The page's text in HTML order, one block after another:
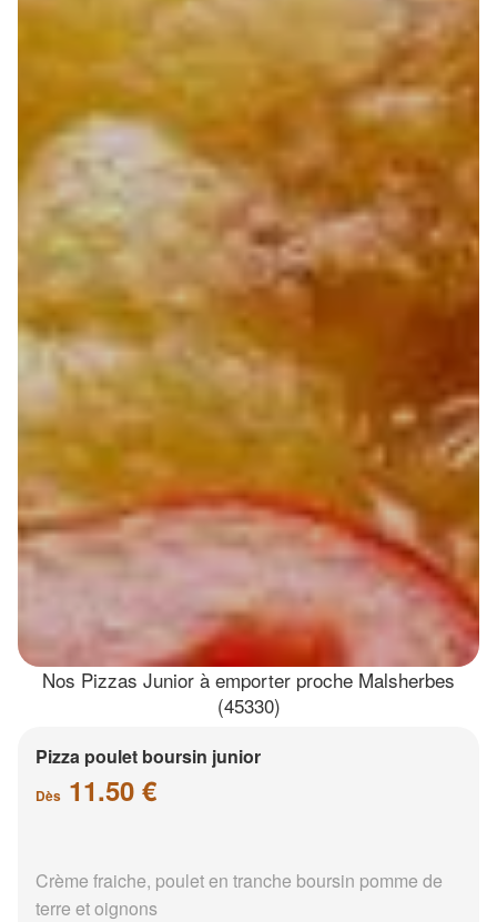
Nos Pizzas Junior à emporter proche Malsherbes
(45330)
Pizza poulet boursin junior
Dès 11.50 €
Crème fraiche, poulet en tranche boursin pomme de
terre et oignons